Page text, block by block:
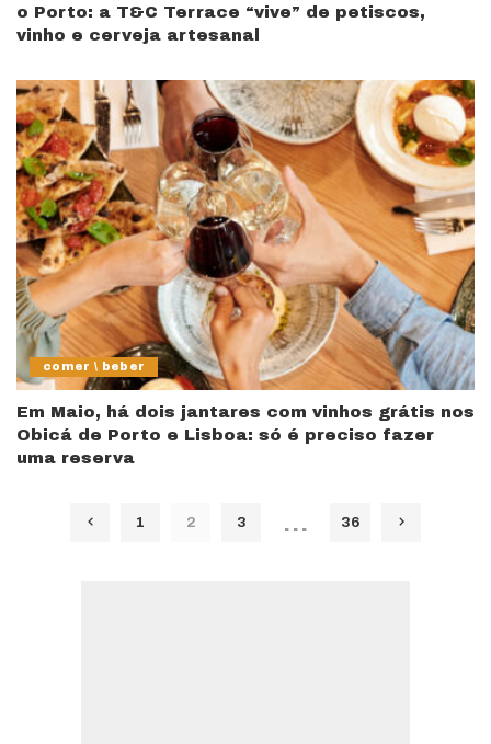
o Porto: a T&C Terrace “vive” de petiscos,
vinho e cerveja artesanal
comer \ beber
Em Maio, há dois jantares com vinhos grátis nos
Obicá de Porto e Lisboa: só é preciso fazer
uma reserva
1 2 3 … 36